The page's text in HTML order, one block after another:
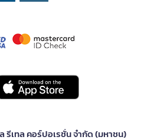
รีเทล คอร์ปอเรชั่น จำกัด (มหาชน)